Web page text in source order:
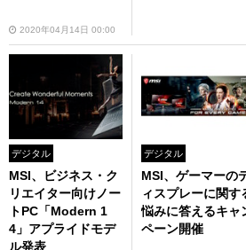
2020年04月14日 00:00
デジタル
MSI、ビジネス・ク
リエイター向けノー
トPC「Modern 1
4」アプライドモデ
ル発表
デジタル
MSI、ゲーマーの
ィスプレーに関す
悩みに答えるキャ
ペーン開催